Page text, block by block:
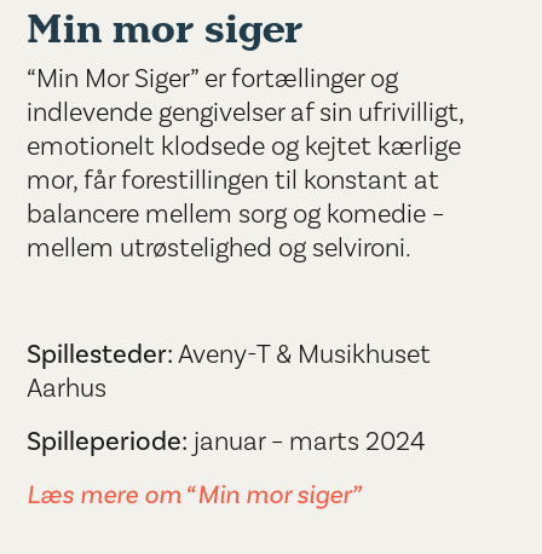
Min mor siger
“Min Mor Siger” er fortællinger og
indlevende gengivelser af sin ufrivilligt,
emotionelt klodsede og kejtet kærlige
mor, får forestillingen til konstant at
balancere mellem sorg og komedie –
mellem utrøstelighed og selvironi.
Spillesteder:Aveny-T & Musikhuset
Aarhus
Spilleperiode: januar – marts 2024
Læs mere om “Min mor siger”